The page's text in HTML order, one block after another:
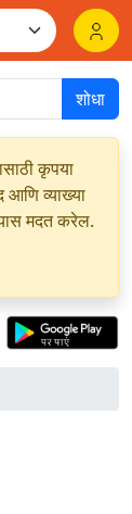
शोधा
कृपया
व्याख्या
मदत करेल.